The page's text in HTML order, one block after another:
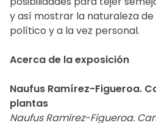
y así mostrar la naturaleza
político y a la vez personal.
Acerca de la exposición
Naufus Ramírez-Figueroa.
plantas
Naufus Ramírez-Figueroa.